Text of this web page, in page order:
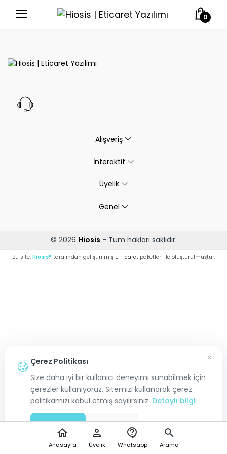
0
Alışveriş
İnteraktif
Üyelik
Genel
© 2026 Hiosis - Tüm hakları saklıdır.
Bu site, Hiosis® tarafından geliştirilmiş E-Ticaretpaketleri ile oluşturulmuştur.
home
Anasayfa
person
Üyelik
contact_support
Whatsapp
search
Arama
Çerez Politikası
Size daha iyi bir kullanıcı deneyimi sunabilmek için
çerezler kullanıyoruz. Sitemizi kullanarak çerez
politikamızı kabul etmiş sayılırsınız. Detaylı bilgi
Kabul Et Reddet
×